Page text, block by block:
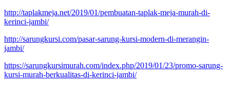
http://taplakmeja.net/2019/01/pembuatan-taplak-meja-murah-di-
kerinci-jambi/
http://sarungkursi.com/pasar-sarung-kursi-modern-di-merangin-
jambi/
https://sarungkursimurah.com/index.php/2019/01/23/promo-sarung-
kursi-murah-berkualitas-di-kerinci-jambi/